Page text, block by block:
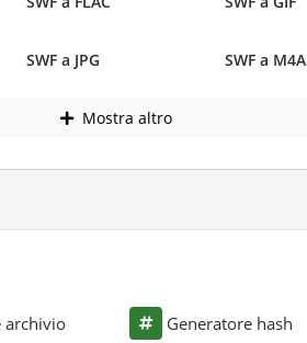
SWF a JPG SWF a M4A
Mostra altro
archivio Generatore hash